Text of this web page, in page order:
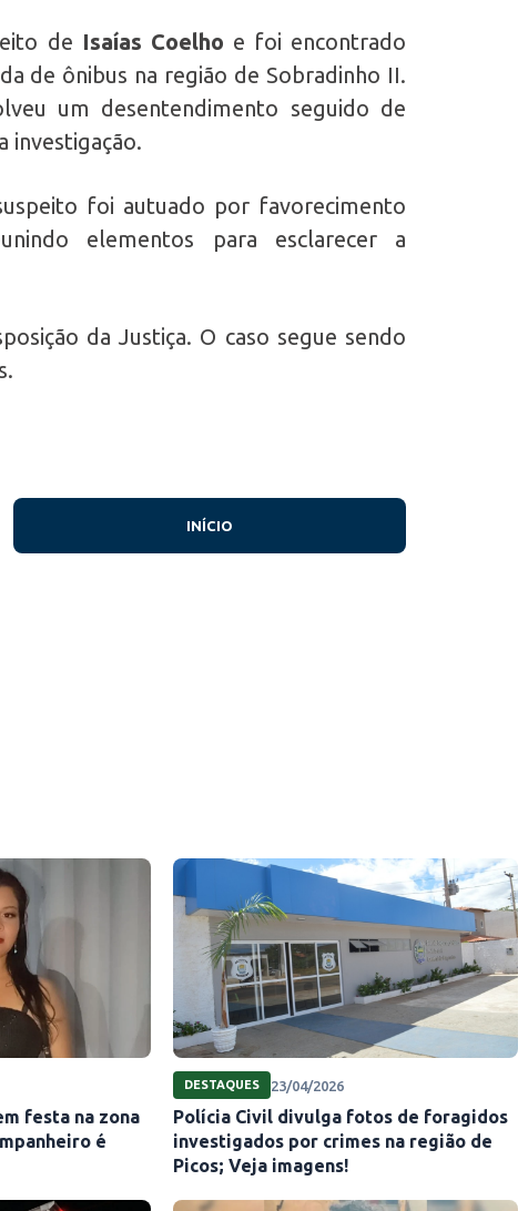
de Isaías Coelho e foi encontrado
de ônibus na região de Sobradinho II.
um desentendimento seguido de
investigação.
foi autuado por favorecimento
elementos para esclarecer a
da Justiça. O caso segue sendo
INÍCIO
festa na zona
é
DESTAQUES 23/04/2026
Polícia Civil divulga fotos de foragidos
investigados por crimes na região de
Picos; Veja imagens!